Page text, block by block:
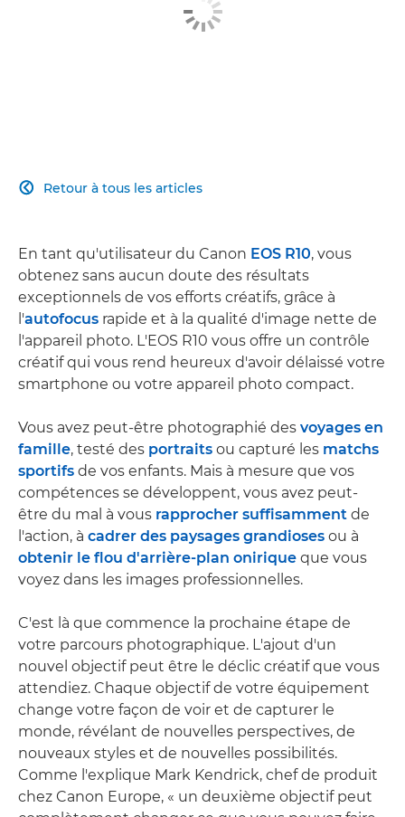
Retour à tous les articles

En tant qu'utilisateur du Canon EOS R10, vous
obtenez sans aucun doute des résultats
exceptionnels de vos efforts créatifs, grâce à
l'autofocus rapide et à la qualité d'image nette de
l'appareil photo. L'EOS R10 vous offre un contrôle
créatif qui vous rend heureux d'avoir délaissé votre
smartphone ou votre appareil photo compact.
Vous avez peut-être photographié des voyages en
famille, testé des portraits ou capturé les matchs
sportifs de vos enfants. Mais à mesure que vos
compétences se développent, vous avez peut-
être du mal à vous rapprocher suffisamment de
l'action, à cadrer des paysages grandioses ou à
obtenir le flou d'arrière-plan onirique que vous
voyez dans les images professionnelles.
C'est là que commence la prochaine étape de
votre parcours photographique. L'ajout d'un
nouvel objectif peut être le déclic créatif que vous
attendiez. Chaque objectif de votre équipement
change votre façon de voir et de capturer le
monde, révélant de nouvelles perspectives, de
nouveaux styles et de nouvelles possibilités.
Comme l'explique Mark Kendrick, chef de produit
chez Canon Europe, « un deuxième objectif peut